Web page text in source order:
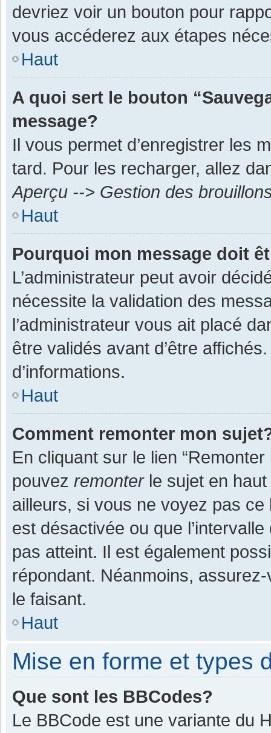
devriez voir un bouton pour
vous accéderez aux étapes
Haut
A quoi sert le bouton
message?
Il vous permet d’enregistrer les
tard. Pour les recharger, allez
Aperçu --> Gestion des
Haut
Pourquoi mon message doit
L’administrateur peut avoir
nécessite la validation des
l’administrateur vous ait placé
être validés avant d’être
d’informations.
Haut
Comment remonter mon
En cliquant sur le lien
pouvez remonterle sujet en haut
ailleurs, si vous ne voyez pas
est désactivée ou que
pas atteint. Il est également
répondant. Néanmoins,
le faisant.
Haut
Mise en forme et types
Que sont les BBCodes?
Le BBCode est une variante du